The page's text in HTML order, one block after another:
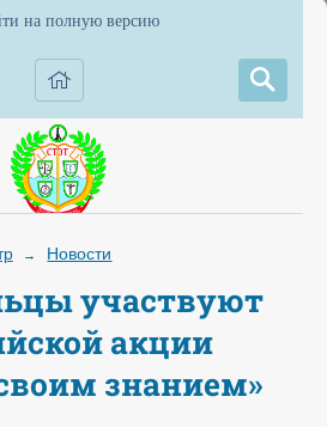
на полную версию
→ Новости
участвуют
акции
знанием»